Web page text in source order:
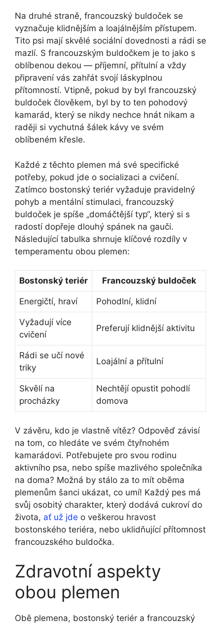
Na ⁤druhé straně, francouzský buldoček se
vyznačuje klidnějším a loajálnějším přístupem.
Tito psi mají skvělé sociální dovednosti a rádi se
mazlí. S francouzským buldočkem je to jako s
⁣oblíbenou dekou — příjemní, přítulní a vždy
připravení vás zahřát svojí láskyplnou
přítomností. Vtipně, pokud⁤ by byl francouzský
‌buldoček člověkem, byl by to ten pohodový
kamarád,⁤ který se nikdy nechce hnát nikam a
raději si vychutná šálek kávy ve svém
oblíbeném křesle.
Každé ​z těchto plemen má své specifické
⁢potřeby, pokud jde o socializaci a cvičení.
Zatímco bostonský‌ teriér vyžaduje pravidelný
pohyb a mentální stimulaci, francouzský
buldoček je spíše „domáčtější typ“, který si s
radostí dopřeje dlouhý spánek na gauči.
Následující tabulka shrnuje klíčové rozdíly v
temperamentu obou plemen:
Bostonský ⁣teriér Francouzský buldoček
Energičtí, hraví Pohodlní, klidní
Vyžadují ‌více
cvičení
Preferují klidnější aktivitu
Rádi se učí nové
triky
Loajální ⁤a ⁣přítulní
Skvělí na
procházky
Nechtějí opustit pohodlí
domova
V závěru, kdo je vlastně vítěz? Odpověď závisí
na tom, co hledáte ve svém čtyřnohém
kamarádovi. Potřebujete pro svou rodinu
aktivního psa, nebo spíše mazlivého společníka
na ‍doma? Možná by stálo za to mít oběma
plemenům šanci ukázat, co umí! Každý pes má
svůj osobitý ​charakter,⁤ který dodává cukroví do
života, ať už jde o veškerou hravost
bostonského ‍teriéra, nebo uklidňující ⁤přítomnost
francouzského buldočka.
Zdravotní aspekty
obou⁢ plemen
Obě plemena, bostonský teriér a francouzský